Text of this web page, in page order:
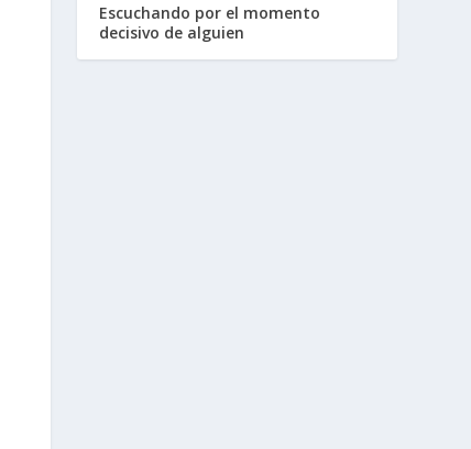
Escuchando por el momento
decisivo de alguien